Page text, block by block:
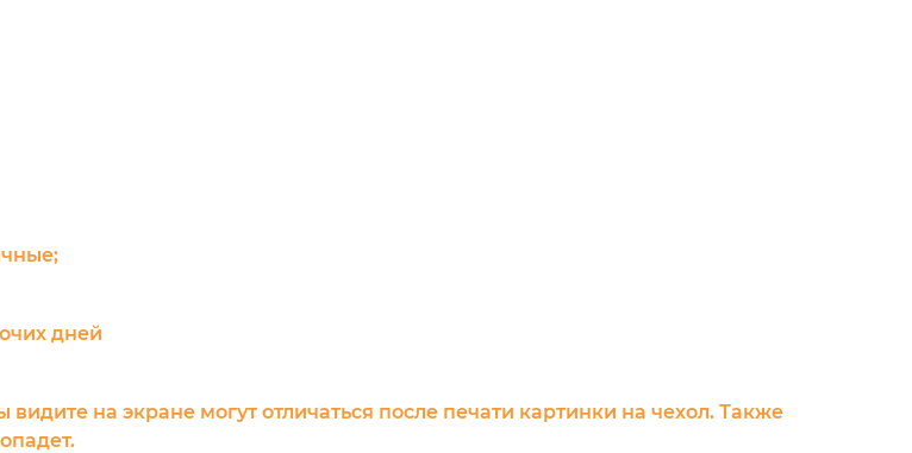
дней
на экране могут отличаться после печати картинки на чехол. Также